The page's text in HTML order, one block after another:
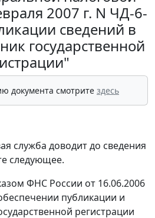
2007 г. N ЧД-6-
сведений в
государственной
документа смотрите здесь
служба доводит до сведения
следующее.
ФНС России от 16.06.2006
публикации и
регистрации